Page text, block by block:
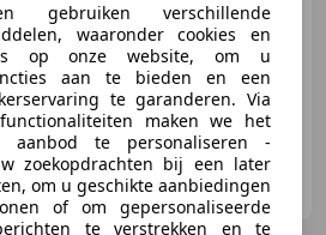
- Brandstof -/-
verschillende
waaronder cookies en
op onze website, om u
aan te bieden en een
te garanderen. Via
maken we het
aanbod te personaliseren -
zoekopdrachten bij een later
om u geschikte aanbiedingen
of om gepersonaliseerde
te verstrekken en te